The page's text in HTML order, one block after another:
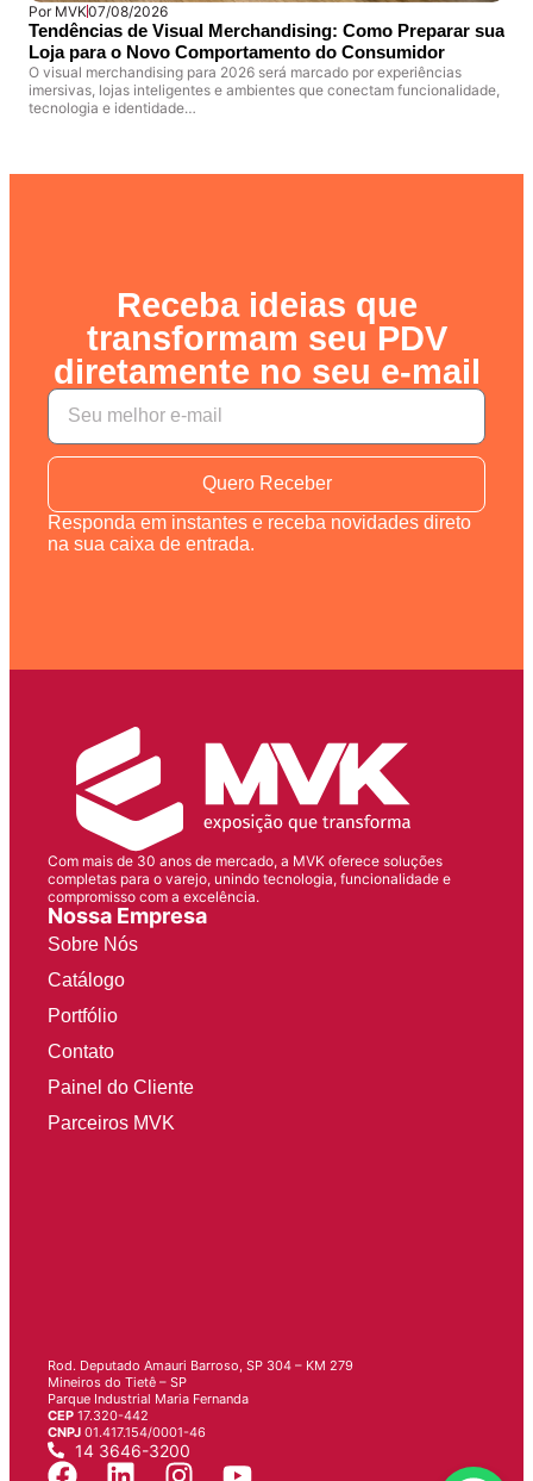
PorMVK07/08/2026
Tendências de Visual Merchandising: Como Preparar sua
Loja para o Novo Comportamento do Consumidor
O visual merchandising para 2026 será marcado por experiências
imersivas, lojas inteligentes e ambientes que conectam funcionalidade,
tecnologia e identidade…
Receba ideias que
transformam seu PDV
diretamente no seu e-mail
Quero Receber
Responda em instantes e receba novidades direto
na sua caixa de entrada.
Com mais de 30 anos de mercado, a MVK oferece soluções
completas para o varejo, unindo tecnologia, funcionalidade e
compromisso com a excelência.
Nossa Empresa
Sobre Nós
Catálogo
Portfólio
Contato
Painel do Cliente
Parceiros MVK
Rod. Deputado Amauri Barroso, SP 304 – KM 279
Mineiros do Tietê – SP
Parque Industrial Maria Fernanda
CEP 17.320-442
CNPJ 01.417.154/0001-46
14 3646-3200